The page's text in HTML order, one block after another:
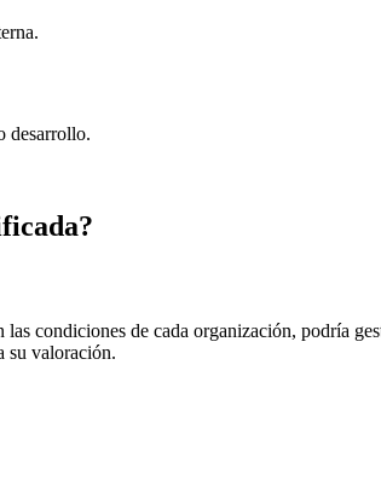
desarrollo.
las condiciones de cada organización, podría
su valoración.